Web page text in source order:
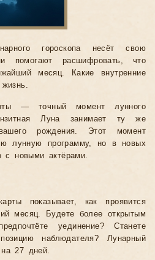
гороскопа несёт свою
помогают расшифровать, что
месяц. Какие внутренние
— точный момент лунного
Луна занимает ту же
рождения. Этот момент
лунную программу, но в новых
с новыми актёрами.
показывает, как проявится
месяц. Будете более открытым
уединение? Станете
наблюдателя? Лунарный
27 дней.